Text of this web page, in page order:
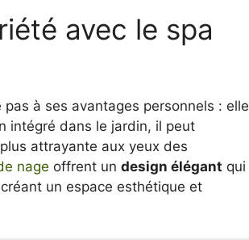
avec le spa
à ses avantages personnels : elle
intégré dans le jardin, il peut
attrayante aux yeux des
nage offrent un design élégant qui
un espace esthétique et